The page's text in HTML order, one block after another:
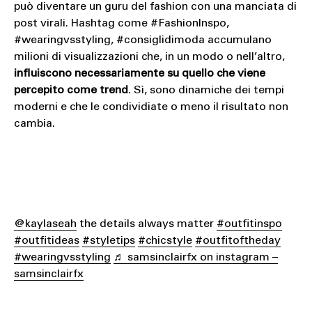
può diventare un guru del fashion con una manciata di
post virali. Hashtag come #FashionInspo,
#wearingvsstyling, #consiglidimoda accumulano
milioni di visualizzazioni che, in un modo o nell’altro,
influiscono necessariamente su quello che viene
percepito come trend. Sì, sono dinamiche dei tempi
moderni e che le condividiate o meno il risultato non
cambia.
@kaylaseah the details always matter #outfitinspo
#outfitideas #styletips #chicstyle #outfitoftheday
#wearingvsstyling ♬ samsinclairfx on instagram –
samsinclairfx